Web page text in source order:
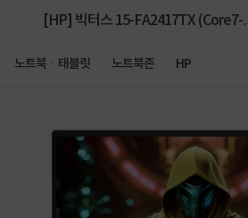
[HP] 빅터스 15-FA2417TX (Core7-
노트북ㆍ태블릿 노트북존 HP